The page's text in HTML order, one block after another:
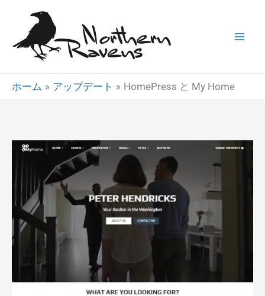
キ
ホーム アップデート HomePress と My Home